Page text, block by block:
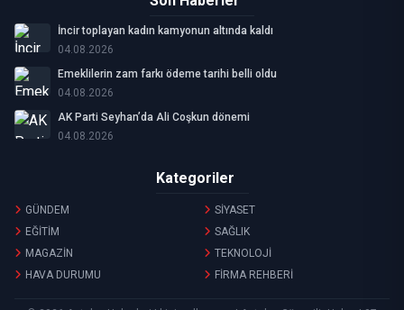
İncir toplayan kadın kamyonun altında kaldı
04.08.2026
Emeklilerin zam farkı ödeme tarihi belli oldu
04.08.2026
AK Parti Seyhan’da Ali Coşkun dönemi
04.08.2026
Kategoriler
GÜNDEM
SİYASET
EĞİTİM
SAĞLIK
MAGAZİN
TEKNOLOJİ
HAVA DURUMU
FİRMA REHBERİ